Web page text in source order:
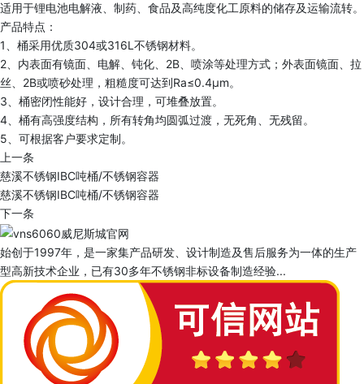
适用于锂电池电解液、制药、食品及高纯度化工原料的储存及运输流转。
产品特点：
1、桶采用优质304或316L不锈钢材料。
2、内表面有镜面、电解、钝化、2B、喷涂等处理方式；外表面镜面、拉
丝、2B或喷砂处理，粗糙度可达到Ra≤0.4μm。
3、桶密闭性能好，设计合理，可堆叠放置。
4、桶有高强度结构，所有转角均圆弧过渡，无死角、无残留。
5、可根据客户要求定制。
上一条
慈溪不锈钢IBC吨桶/不锈钢容器
慈溪不锈钢IBC吨桶/不锈钢容器
下一条
始创于1997年，是一家集产品研发、设计制造及售后服务为一体的生产
型高新技术企业，已有30多年不锈钢非标设备制造经验...